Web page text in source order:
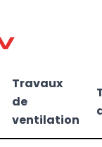
Travaux
de
ventilation